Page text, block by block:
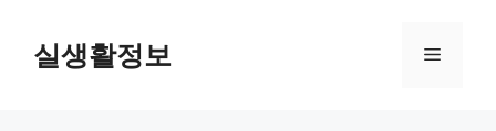
실생활정보 메